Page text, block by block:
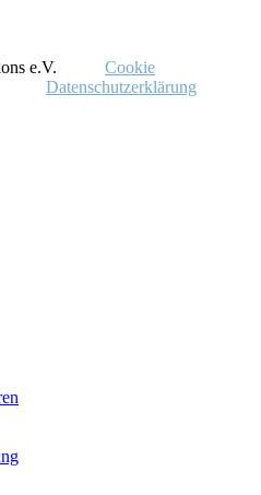
e.V.
Cookie
Datenschutzerklärung